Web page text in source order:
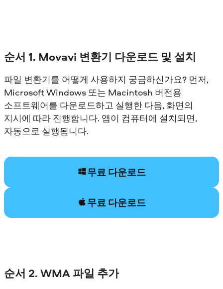
순서 1. Movavi 변환기 다운로드 및 설치
파일 변환기를 어떻게 사용하지 궁금하신가요? 먼저,
Microsoft Windows 또는 Macintosh 버전용
소프트웨어를 다운로드하고 실행한 다음, 화면의
지시에 따라 진행합니다. 앱이 컴퓨터에 설치되면,
자동으로 실행됩니다.
무료 다운로드
무료 다운로드
순서 2. WMA 파일 추가